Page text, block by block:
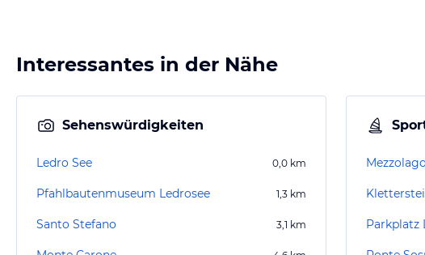
Interessantes in der Nähe
Sehenswürdigkeiten
Ledro See 0,0 km
Pfahlbautenmuseum Ledrosee 1,3 km
Santo Stefano 3,1 km Parkplatz